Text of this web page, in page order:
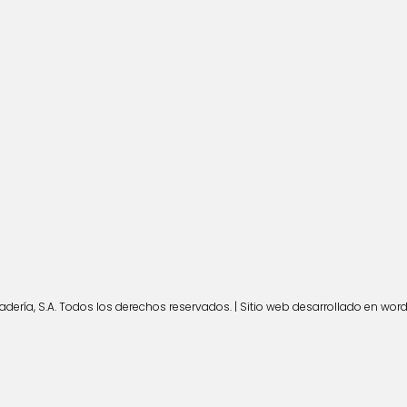
S.A. Todos los derechos reservados. | Sitio web desarrollado en